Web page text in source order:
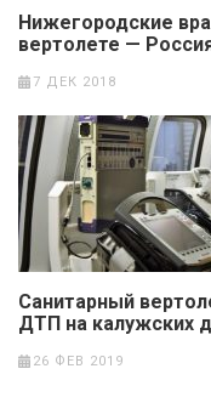
Нижегородские
вертолете —
7 ДЕК 2018
Санитарный
ДТП на калужских
26 ФЕВ 2019